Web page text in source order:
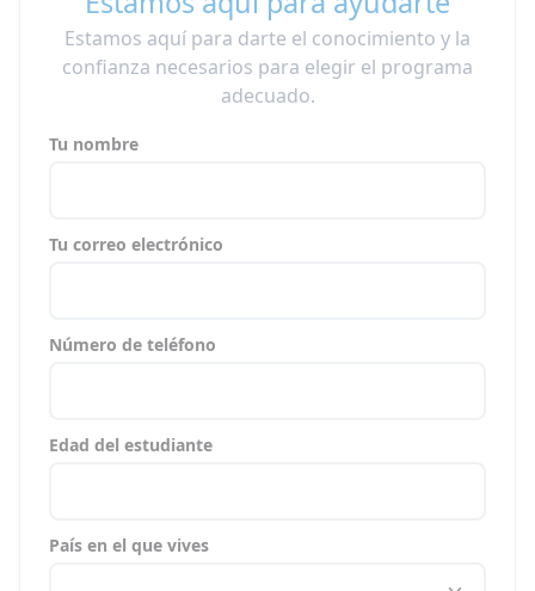
Estamos aquí para darte el conocimiento y la
confianza necesarios para elegir el programa
adecuado.
Tu nombre
Tu correo electrónico
Número de teléfono
Edad del estudiante
País en el que vives